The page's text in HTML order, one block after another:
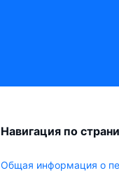
Навигация по
Общая информация о